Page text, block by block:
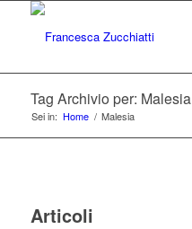
Tag Archivio per: Malesia
Sei in: Home / Malesia
Articoli